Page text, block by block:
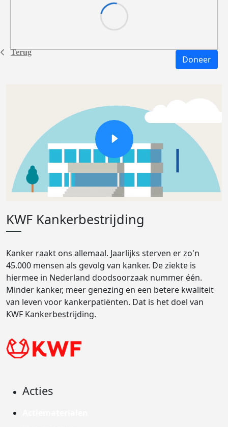
Terug
Doneer
KWF Kankerbestrijding
Kanker raakt ons allemaal. Jaarlijks sterven er zo'n
45.000 mensen als gevolg van kanker. De ziekte is
hiermee in Nederland doodsoorzaak nummer één.
Minder kanker, meer genezing en een betere kwaliteit
van leven voor kankerpatiënten. Dat is het doel van
KWF Kankerbestrijding.
Acties